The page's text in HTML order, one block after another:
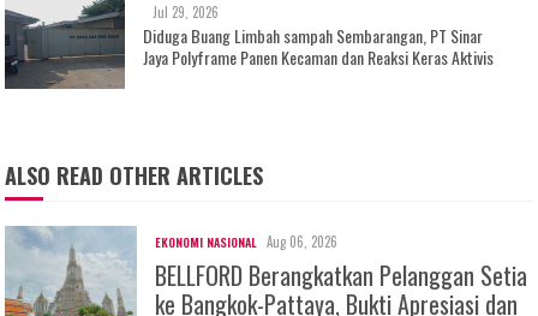
Jul 29, 2026
Diduga Buang Limbah sampah Sembarangan, PT Sinar
Jaya Polyframe Panen Kecaman dan Reaksi Keras Aktivis
ALSO READ OTHER ARTICLES
EKONOMI NASIONAL Aug 06, 2026
BELLFORD Berangkatkan Pelanggan Setia
ke Bangkok-Pattaya, Bukti Apresiasi dan